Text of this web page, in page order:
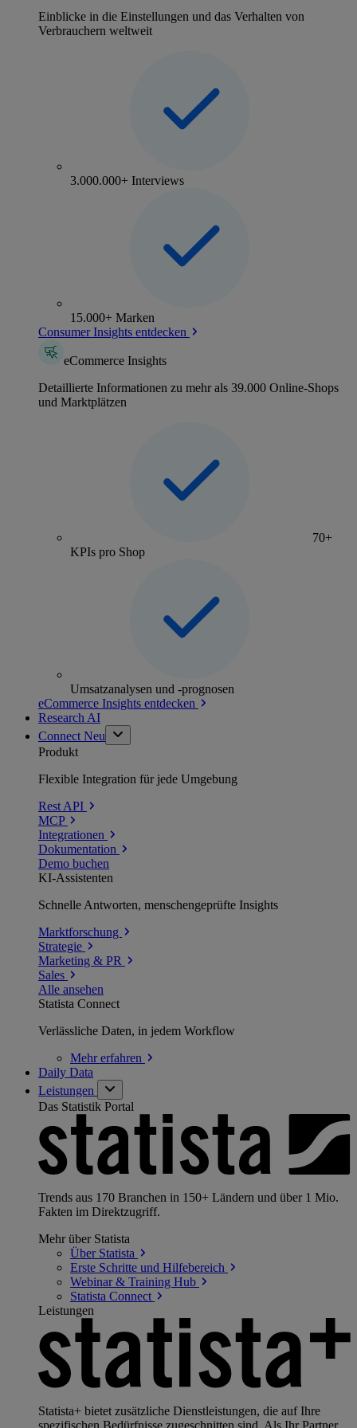
Einblicke in die Einstellungen und das Verhalten von
Verbrauchern weltweit
3.000.000+ Interviews
15.000+ Marken
Consumer Insights entdecken
eCommerce Insights
Detaillierte Informationen zu mehr als 39.000 Online-Shops
und Marktplätzen
70+
KPIs pro Shop
Umsatzanalysen und -prognosen
eCommerce Insights entdecken
Research AI
Connect Neu
Produkt
Flexible Integration für jede Umgebung
Rest API
MCP
Integrationen
Dokumentation
Demo buchen
KI-Assistenten
Schnelle Antworten, menschengeprüfte Insights
Marktforschung
Strategie
Marketing & PR
Sales
Alle ansehen
Statista Connect
Verlässliche Daten, in jedem Workflow
Mehrerfahren
Daily Data
Leistungen
Das Statistik Portal
Trends aus 170 Branchen in 150+ Ländern und über 1 Mio.
Fakten im Direktzugriff.
Mehr über Statista
Über Statista
Erste Schritte und Hilfebereich
Webinar & Training Hub
Statista Connect
Leistungen
Statista+ bietet zusätzliche Dienstleistungen, die auf Ihre
spezifischen Bedürfnisse zugeschnitten sind. Als Ihr Partner